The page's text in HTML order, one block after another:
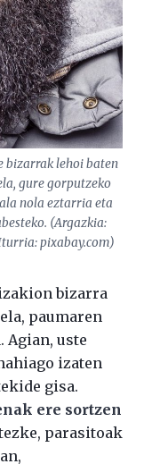
bizarrak lehoi baten
gure gorputzeko
nola eztarria eta
(Argazkia:
pixabay.com)
bizarra
paumaren
Agian, uste
izaten
gisa.
ere sortzen
parasitoak